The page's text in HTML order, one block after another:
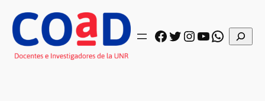
contenido
Facebook
Twitter
Instagram
YouTube
Buscar